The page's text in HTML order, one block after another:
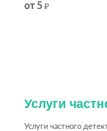
от 5 ₽
Услуги
Услуги частного